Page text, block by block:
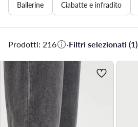
Ballerine Ciabatte e infradito
Prodotti: 216 ·Filtri selezionati (1)